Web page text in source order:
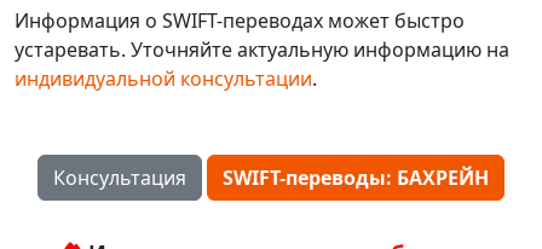
Информация о SWIFT-переводах может быстро
устаревать. Уточняйте актуальную информацию на
индивидуальной консультации.
Консультация SWIFT-переводы: БАХРЕЙН